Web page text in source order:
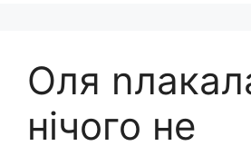
Оля
нічого не